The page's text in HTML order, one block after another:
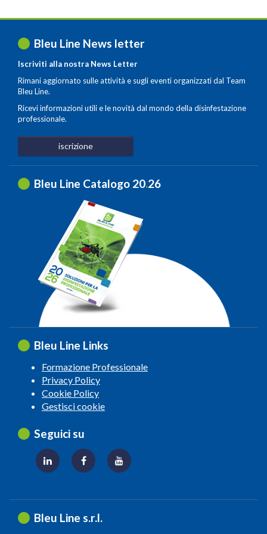
Bleu Line News letter
Iscriviti alla nostra News Letter
Rimani aggiornato sulle attività e sugli eventi organizzati dal Team
Bleu Line.
Ricevi informazioni utili e le novità dal mondo della disinfestazione
professionale.
iscrizione
Bleu Line Catalogo 20.26
Bleu Line Links
Formazione Professionale
Privacy Policy
Cookie Policy
Gestisci cookie
Seguici su
Bleu Line s.r.l.